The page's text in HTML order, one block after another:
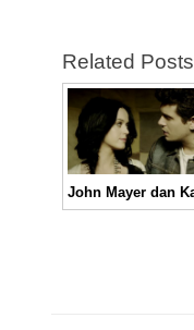
Related Posts